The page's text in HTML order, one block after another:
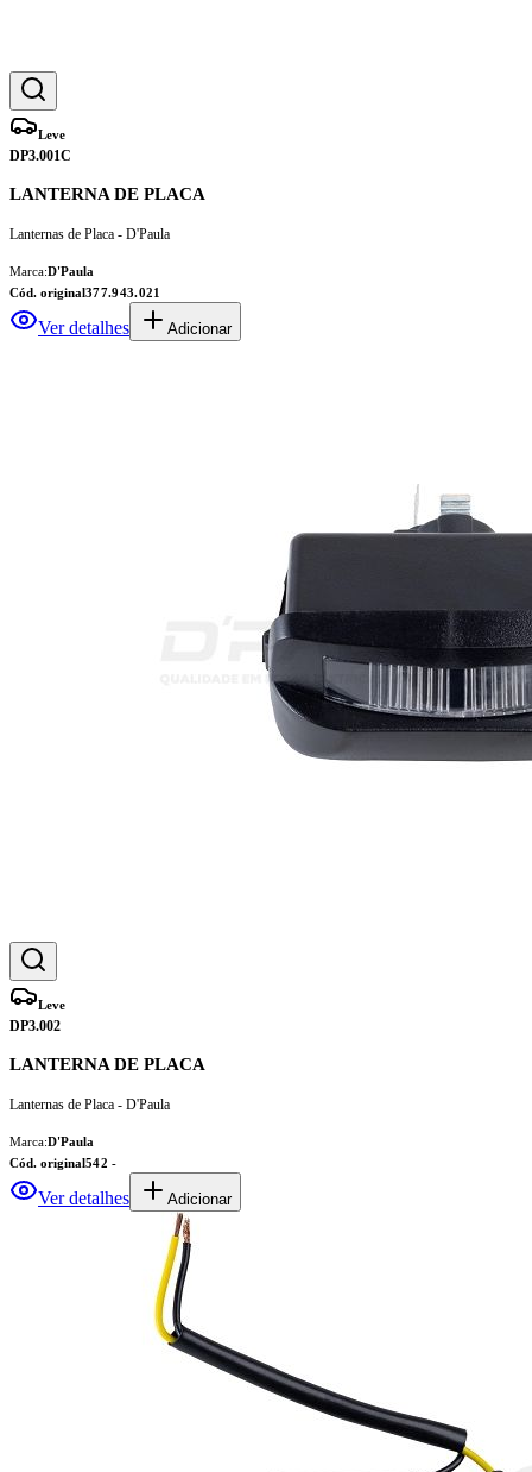
Leve
DP3.001C
LANTERNA DE PLACA
Lanternas de Placa - D'Paula
Marca:D'Paula
Cód. original377.943.021
Ver detalhes Adicionar
Leve
DP3.002
LANTERNA DE PLACA
Lanternas de Placa - D'Paula
Marca:D'Paula
Cód. original542 -
Ver detalhes Adicionar